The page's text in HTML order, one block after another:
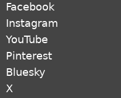
Facebook
Instagram
YouTube
Pinterest
Bluesky
X